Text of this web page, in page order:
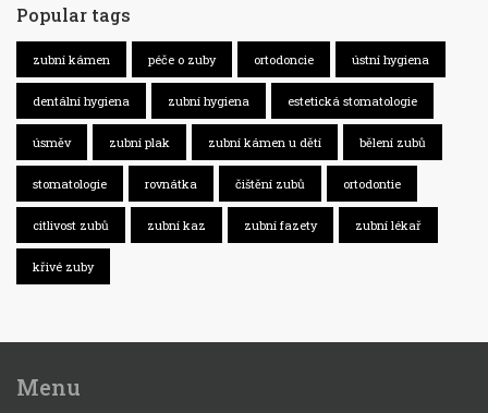
Popular tags
zubní kámen péče o zuby ortodoncie ústní hygiena
dentální hygiena zubní hygiena estetická stomatologie
úsměv zubní plak zubní kámen u dětí bělení zubů
stomatologie rovnátka čištění zubů ortodontie
citlivost zubů zubní kaz zubní fazety zubní lékař
křivé zuby
Menu